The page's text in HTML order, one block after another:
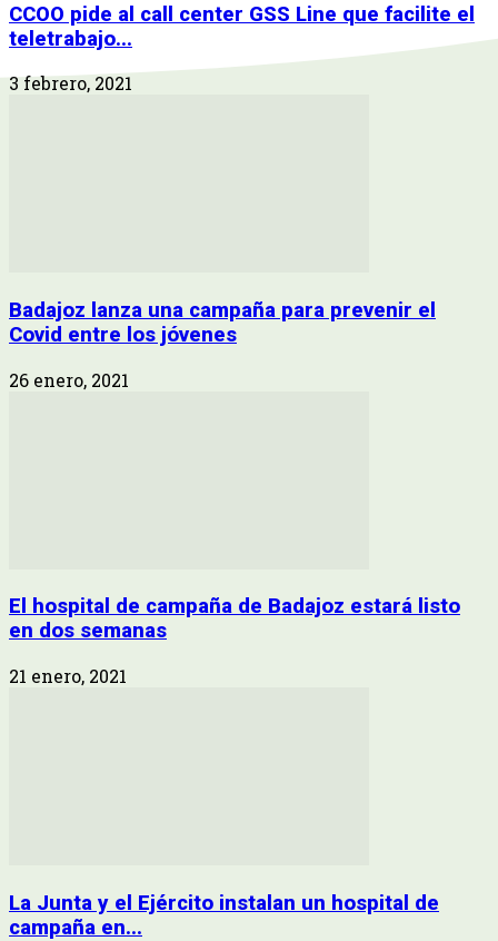
CCOO pide al call center GSS Line que facilite el
teletrabajo...
3 febrero, 2021
Badajoz lanza una campaña para prevenir el
Covid entre los jóvenes
26 enero, 2021
El hospital de campaña de Badajoz estará listo
en dos semanas
21 enero, 2021
La Junta y el Ejército instalan un hospital de
campaña en...